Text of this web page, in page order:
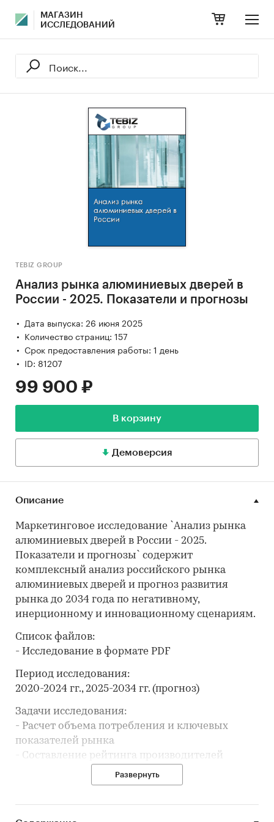
МАГАЗИН
ИССЛЕДОВАНИЙ
TEBIZ GROUP
Анализ рынка алюминиевых дверей в
России - 2025. Показатели и прогнозы
Дата выпуска: 26 июня 2025
Количество страниц: 157
Срок предоставления работы: 1 день
ID: 81207
99 900 ₽
В корзину
Демоверсия
Описание
Маркетинговое исследование `Анализ рынка
алюминиевых дверей в России - 2025.
Показатели и прогнозы` содержит
комплексный анализ российского рынка
алюминиевых дверей и прогноз развития
рынка до 2034 года по негативному,
инерционному и инновационному сценариям.
Список файлов:
- Исследование в формате PDF
Период исследования:
2020-2024 гг., 2025-2034 гг. (прогноз)
Задачи исследования:
- Расчет объема потребления и ключевых
показателей рынка
- Составление рейтинга производителей
- Анализ импорта и экспорта
- Формирование прогноза развития рынка
В разделе `Ведущие производители`
Развернуть